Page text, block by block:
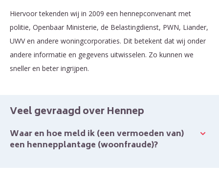
Hiervoor tekenden wij in 2009 een hennepconvenant met
politie, Openbaar Ministerie, de Belastingdienst, PWN, Liander,
UWV en andere woningcorporaties. Dit betekent dat wij onder
andere informatie en gegevens uitwisselen. Zo kunnen we
sneller en beter ingrijpen.
Veel gevraagd over Hennep
Waar en hoe meld ik (een vermoeden van)
een hennepplantage (woonfraude)?